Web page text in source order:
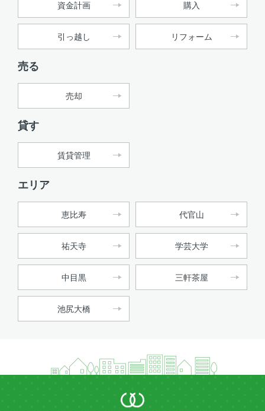
資金計画 購入
引っ越し リフォーム
売る
売却
貸す
賃貸管理
エリア
恵比寿 代官山
祐天寺 学芸大学
中目黒 三軒茶屋
池尻大橋